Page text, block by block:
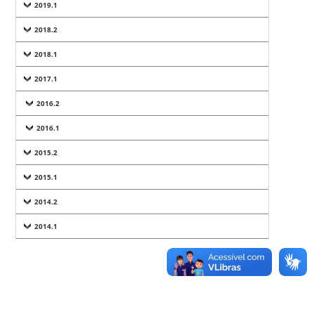
2019.1
2018.2
2018.1
2017.1
2016.2
2016.1
2015.2
2015.1
2014.2
2014.1